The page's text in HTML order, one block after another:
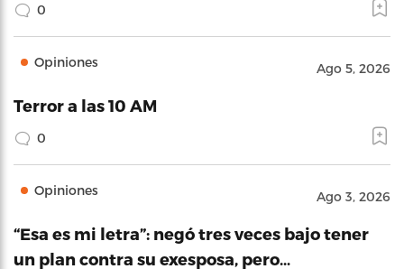
0
Opiniones Ago 5, 2026
Terror a las 10 AM
0
Opiniones Ago 3, 2026
“Esa es mi letra”: negó tres veces bajo tener
un plan contra su exesposa, pero…